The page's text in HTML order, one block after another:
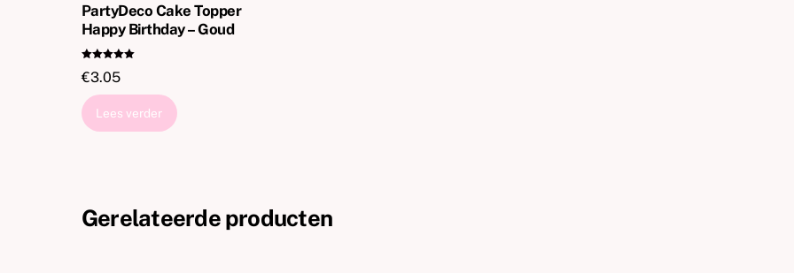
PartyDeco Cake Topper
Happy Birthday – Goud
d
uit 5
€3.05
Lees verder
Gerelateerde producten